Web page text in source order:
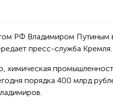
РФ Владимиром Путиным
пресс-служба Кремля.
химическая
порядка 400 млрд